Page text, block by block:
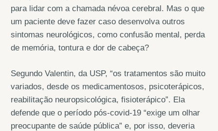
para lidar com a chamada névoa cerebral. Mas o que
um paciente deve fazer caso desenvolva outros
sintomas neurológicos, como confusão mental, perda
de memória, tontura e dor de cabeça?
Segundo Valentin, da USP, “os tratamentos são muito
variados, desde os medicamentosos, psicoterápicos,
reabilitação neuropsicológica, fisioterápico”. Ela
defende que o período pós-covid-19 “exige um olhar
preocupante de saúde pública” e, por isso, deveria